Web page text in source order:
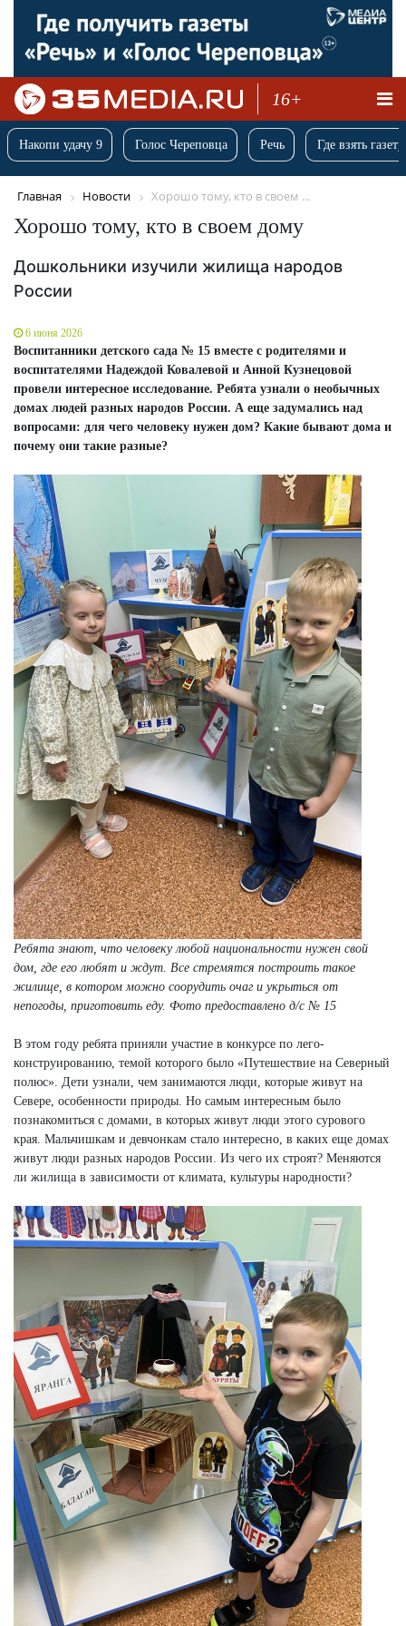
16+
Накопи удачу 9 Голос Череповца Речь Где взять
Главная Новости Хорошо тому, кто в своем ...
Хорошо тому, кто в своем дому
Дошкольники изучили жилища народов
России
6 июня 2026
Воспитанники детского сада № 15 вместе с родителями и
воспитателями Надеждой Ковалевой и Анной Кузнецовой
провели интересное исследование. Ребята узнали о необычных
домах людей разных народов России. А еще задумались над
вопросами: для чего человеку нужен дом? Какие бывают дома и
почему они такие разные?
Ребята знают, что человеку любой национальности нужен свой
дом, где его любят и ждут. Все стремятся построить такое
жилище, в котором можно соорудить очаг и укрыться от
непогоды, приготовить еду. Фото предоставлено д/с № 15
В этом году ребята приняли участие в конкурсе по лего-
конструированию, темой которого было «Путешествие на Северный
полюс». Дети узнали, чем занимаются люди, которые живут на
Севере, особенности природы. Но самым интересным было
познакомиться с домами, в которых живут люди этого сурового
края. Мальчишкам и девчонкам стало интересно, в каких еще домах
живут люди разных народов России. Из чего их строят? Меняются
ли жилища в зависимости от климата, культуры народности?